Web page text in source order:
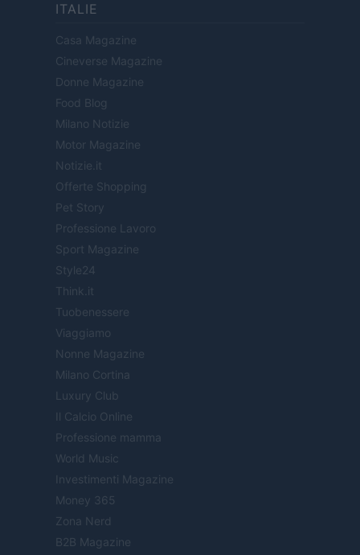
ITALIE
Casa Magazine
Cineverse Magazine
Donne Magazine
Food Blog
Milano Notizie
Motor Magazine
Notizie.it
Offerte Shopping
Pet Story
Professione Lavoro
Sport Magazine
Style24
Think.it
Tuobenessere
Viaggiamo
Nonne Magazine
Milano Cortina
Luxury Club
Il Calcio Online
Professione mamma
World Music
Investimenti Magazine
Money 365
Zona Nerd
B2B Magazine